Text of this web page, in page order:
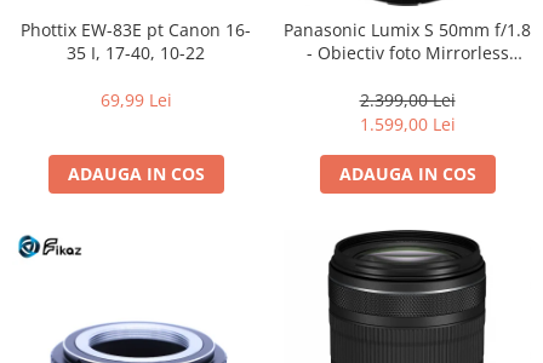
Nivela patina
Vizor
Accesorii diverse
Genti, Rucsacuri, Troller foto
Genti foto
Genti, Troller Video
Phottix EW-83E pt Canon 16-
35 I, 17-40, 10-22
69,99 Lei
ADAUGA IN COS
Panasonic Lumix S 50mm f/1.8
- Obiectiv foto Mirrorless
2.399,00 Lei
1.599,00 Lei
ADAUGA IN COS